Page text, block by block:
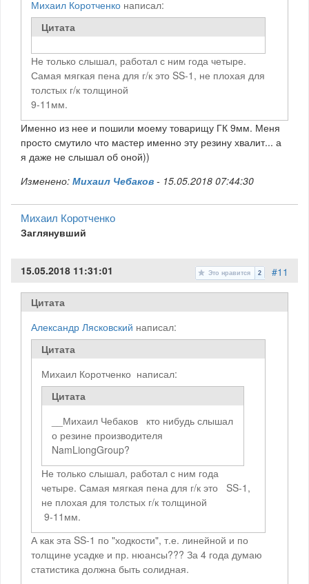
Михаил Коротченко написал:
Цитата
Не только слышал, работал с ним года четыре.
Самая мягкая пена для г/к это SS-1, не плохая для
толстых г/к толщиной
9-11мм.
Именно из нее и пошили моему товарищу ГК 9мм. Меня
просто смутило что мастер именно эту резину хвалит... а
я даже не слышал об оной))
Изменено: Михаил Чебаков - 15.05.2018 07:44:30
Михаил Коротченко
Заглянувший
#11
Это нравится 2
15.05.2018 11:31:01
Цитата
Александр Лясковский написал:
Цитата
Михаил Коротченко написал:
Цитата
__Михаил Чебаков кто нибудь слышал
о резине производителя
NamLiongGroup?
Не только слышал, работал с ним года
четыре. Самая мягкая пена для г/к это SS-1,
не плохая для толстых г/к толщиной
9-11мм.
А как эта SS-1 по "ходкости", т.е. линейной и по
толщине усадке и пр. нюансы??? За 4 года думаю
статистика должна быть солидная.